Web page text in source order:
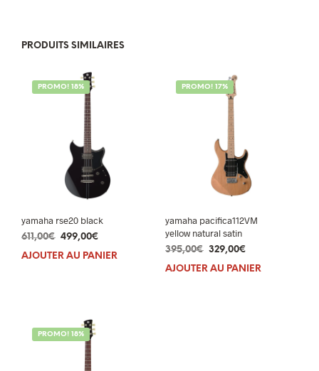
PRODUITS SIMILAIRES
PROMO! 18%
yamaha rse20 black
611,00€ Le
prix
499,00€
prix
AJOUTER AU PANIER
PROMO! 17%
yamaha pacifica112VM
yellow natural satin
395,00€ Le
prix
329,00€Le
prix
AJOUTER AU PANIER
PROMO! 18%